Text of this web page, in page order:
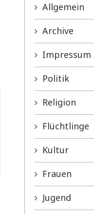
Allgemein
Archive
Impressum
Politik
Religion
Flüchtlinge
Kultur
Frauen
Jugend